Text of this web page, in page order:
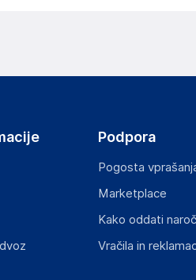
z zahtevanimi predpisi.
Podpora
Pogosta
Marketplace
Kako oddati
Vračila in